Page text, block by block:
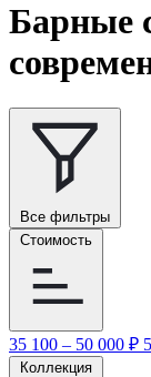
Барные
Все фильтры
Стоимость
35 100 – 50 000 ₽
Коллекция